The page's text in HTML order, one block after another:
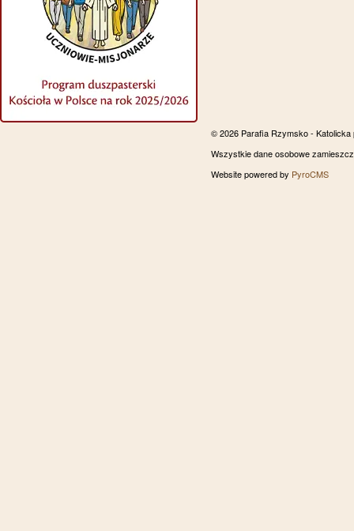
© 2026 Parafia Rzymsko -
Wszystkie dane osobowe
Website powered by PyroCMS